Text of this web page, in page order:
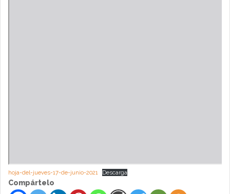
hoja-del-jueves-17-de-junio-2021 Descarga
Compártelo